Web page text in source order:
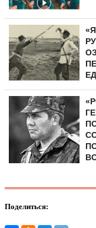
Поделиться: